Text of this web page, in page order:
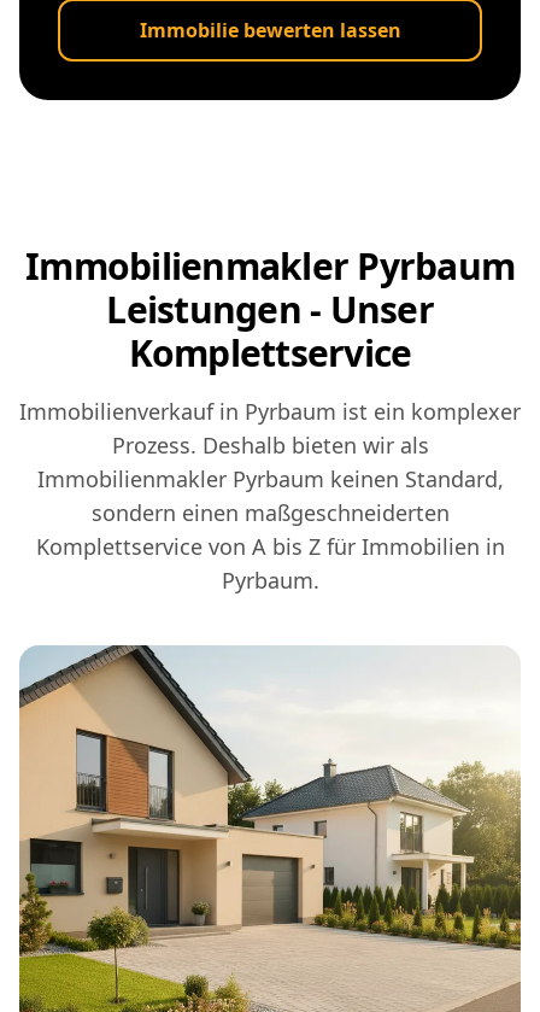
Immobilie bewerten lassen
Immobilienmakler Pyrbaum
Leistungen - Unser
Komplettservice
Immobilienverkauf in Pyrbaum ist ein komplexer
Prozess. Deshalb bieten wir als
Immobilienmakler Pyrbaum keinen Standard,
sondern einen maßgeschneiderten
Komplettservice von A bis Z für Immobilien in
Pyrbaum.